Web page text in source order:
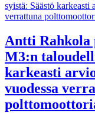
Antti Rahkola
M3:n
karkeasti
vuodessa